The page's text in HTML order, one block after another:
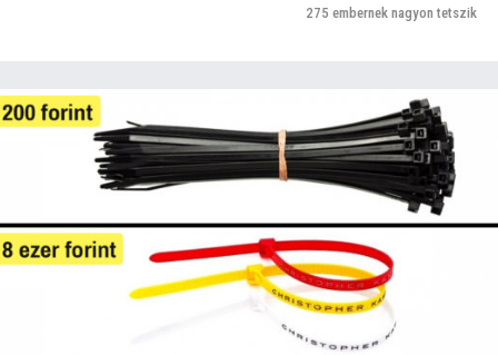
275 embernek nagyon tetszik